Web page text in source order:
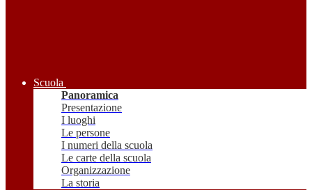
Scuola
Panoramica
Presentazione
I luoghi
Le persone
I numeri della scuola
Le carte della scuola
Organizzazione
La storia